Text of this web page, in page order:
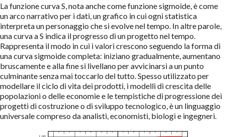
La funzione curva S, nota anche come funzione sigmoide, è come
un arco narrativo per i dati, un grafico in cui ogni statistica
interpreta un personaggio che si evolve nel tempo. In altre parole,
una curva a S indica il progresso di un progetto nel tempo.
Rappresenta il modo in cui i valori crescono seguendo la forma di
una curva sigmoide completa: iniziano gradualmente, aumentano
bruscamente e alla fine si livellano per avvicinarsi a un punto
culminante senza mai toccarlo del tutto. Spesso utilizzato per
modellare il ciclo di vita dei prodotti, i modelli di crescita delle
popolazioni o delle economie e le tempistiche di progressione dei
progetti di costruzione o di sviluppo tecnologico, è un linguaggio
universale compreso da analisti, economisti, biologi e ingegneri.